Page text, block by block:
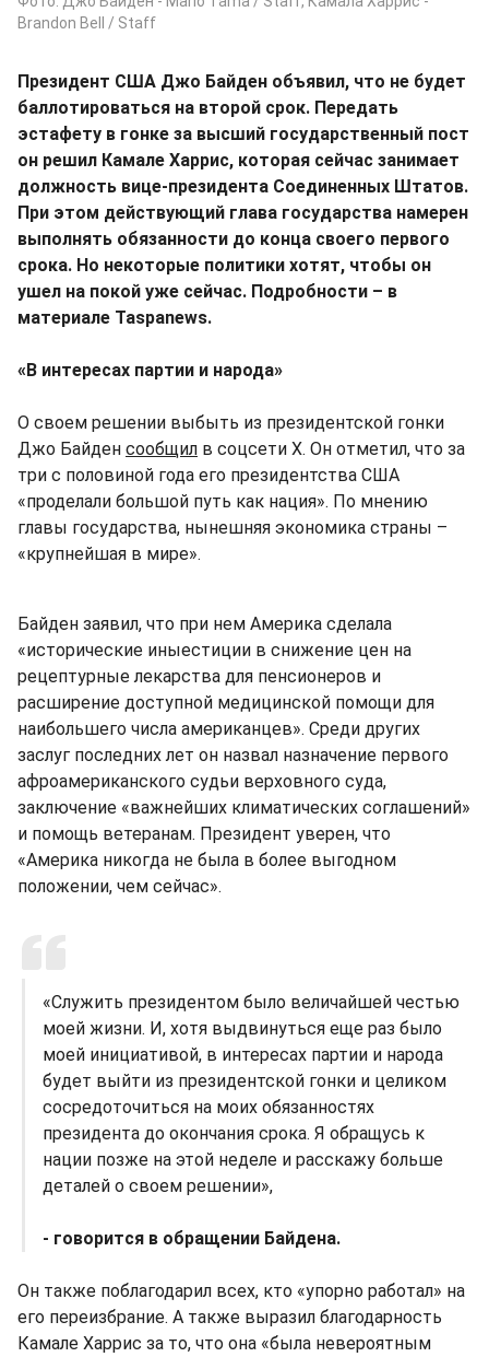
Brandon Bell / Staff
Президент США Джо Байден объявил, что не будет
баллотироваться на второй срок. Передать
эстафету в гонке за высший государственный пост
он решил Камале Харрис, которая сейчас занимает
должность вице-президента Соединенных Штатов.
При этом действующий глава государства намерен
выполнять обязанности до конца своего первого
срока. Но некоторые политики хотят, чтобы он
ушел на покой уже сейчас. Подробности – в
материале Taspanews.
«В интересах партии и народа»
О своем решении выбыть из президентской гонки
Джо Байден сообщил в соцсети Х. Он отметил, что за
три с половиной года его президентства США
«проделали большой путь как нация». По мнению
главы государства, нынешняя экономика страны –
«крупнейшая в мире».
Байден заявил, что при нем Америка сделала
«исторические иныестиции в снижение цен на
рецептурные лекарства для пенсионеров и
расширение доступной медицинской помощи для
наибольшего числа американцев». Среди других
заслуг последних лет он назвал назначение первого
афроамериканского судьи верховного суда,
заключение «важнейших климатических соглашений»
и помощь ветеранам. Президент уверен, что
«Америка никогда не была в более выгодном
положении, чем сейчас».
«Служить президентом было величайшей честью
моей жизни. И, хотя выдвинуться еще раз было
моей инициативой, в интересах партии и народа
будет выйти из президентской гонки и целиком
сосредоточиться на моих обязанностях
президента до окончания срока. Я обращусь к
нации позже на этой неделе и расскажу больше
деталей о своем решении»,
- говорится в обращении Байдена.
Он также поблагодарил всех, кто «упорно работал» на
его переизбрание. А также выразил благодарность
Камале Харрис за то, что она «была невероятным